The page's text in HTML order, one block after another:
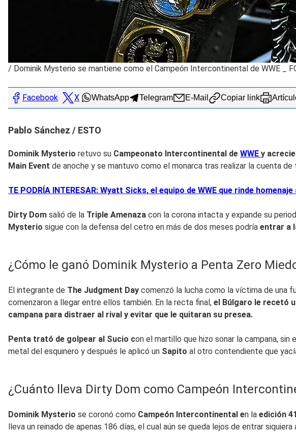
/ Dominik Mysterio se mantiene como el Campeón Intercontinental de WWE _
Facebook X WhatsApp Telegram E-Mail Copiar link
Pablo Sánchez / ESTO
Dominik Mysterio retuvo su Campeonato Intercontinental de WWE y
Main Event de anoche y se mantuvo como el monarca tras realizar la cuenta de
TE PODRÍA INTERESAR: Wyatt Sicks, el equipo de WWE que rinde
Dirty Dom salió de la Triple Amenaza con la corona intacta y expande su
Mysterio sigue con la defensa del cetro en más de dos meses podría entrar a
¿Cómo le ganó Dominik Mysterio a Penta Zero
El integrante de The Judgment Day comenzó la lucha como la víctima de una
comenzaron a llegar entre ellos también. En la recta final, el Búlgaro le recetó
campana para distraer al rival y evitar que le quitaran su presea.
Penta trató de golpear al Sucio con el martillo que hizo sonar la campana, sin
metal del esquinero y después le aplicó un Sapito al otro contendiente que
¿Cuánto lleva Dirty Dom como Campeón
Dominik Mysterio se coronó como Campeón Intercontinental en la edición
lleva un reinado de apenas 186 días, el cual aún se queda lejos de entrar